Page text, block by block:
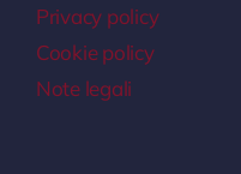
Privacy policy
Cookie policy
Note legali